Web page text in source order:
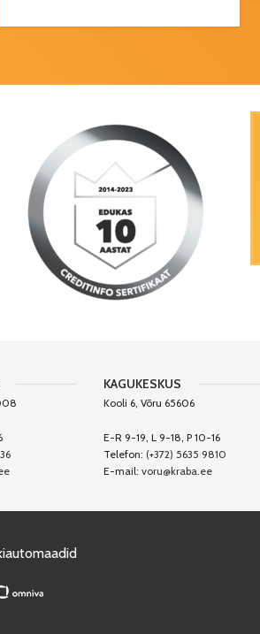
KAGUKESKUS
Kooli 6, Võru 65606
E-R 9-19, L 9-18, P 10-16
Telefon: (+372) 5635 9810
E-mail:voru@kraba.ee